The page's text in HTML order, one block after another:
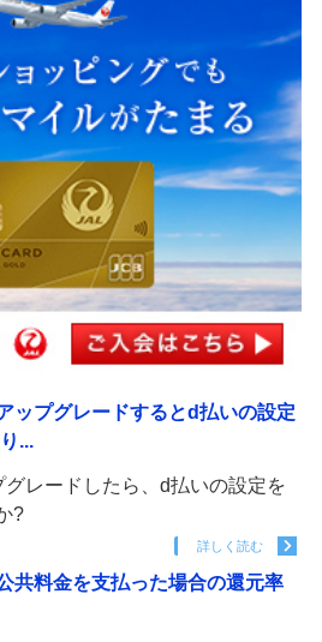
ップグレードするとd払いの設定
...
レードしたら、d払いの設定を
?
詳しく読む
共料金を支払った場合の還元率